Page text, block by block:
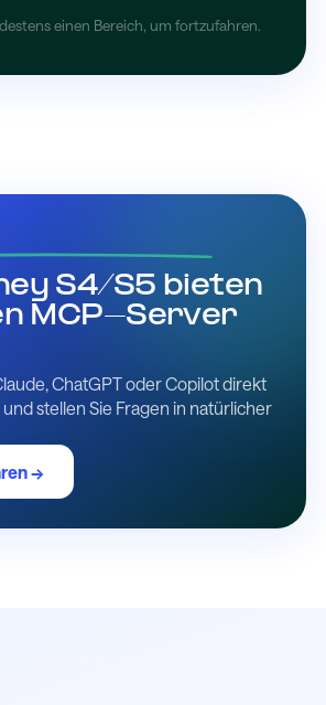
einen Bereich, um fortzufahren.
S4/S5 bieten
MCP-Server
ChatGPT oder Copilot direkt
stellen Sie Fragen in natürlicher
→